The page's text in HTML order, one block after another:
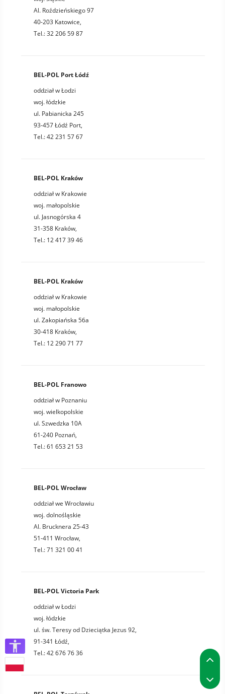
Al. Roździeńskiego 97
40-203 Katowice,
Tel.: 32 206 59 87
BEL-POL Port Łódź
oddział w Łodzi
woj. łódzkie
ul. Pabianicka 245
93-457 Łódź Port,
Tel.: 42 231 57 67
BEL-POL Kraków
oddział w Krakowie
woj. małopolskie
ul. Jasnogórska 4
31-358 Kraków,
Tel.: 12 417 39 46
BEL-POL Kraków
oddział w Krakowie
woj. małopolskie
ul. Zakopiańska 56a
30-418 Kraków,
Tel.: 12 290 71 77
BEL-POL Franowo
oddział w Poznaniu
woj. wielkopolskie
ul. Szwedzka 10A
61-240 Poznań,
Tel.: 61 653 21 53
BEL-POL Wrocław
oddział we Wrocławiu
woj. dolnośląskie
Al. Brucknera 25-43
51-411 Wrocław,
Tel.: 71 321 00 41
BEL-POL Victoria Park
oddział w Łodzi
woj. łódzkie
ul. św. Teresy od Dzieciątka Jezus 92,
91-341 Łódź,
Tel.: 42 676 76 36